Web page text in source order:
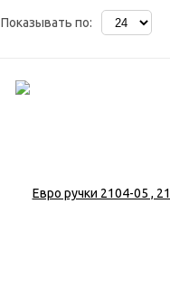
Показывать по: